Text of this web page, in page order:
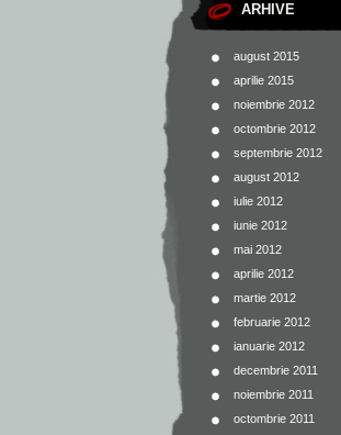
ARHIVE
august 2015
aprilie 2015
noiembrie 2012
octombrie 2012
septembrie 2012
august 2012
iulie 2012
iunie 2012
mai 2012
aprilie 2012
martie 2012
februarie 2012
ianuarie 2012
decembrie 2011
noiembrie 2011
octombrie 2011